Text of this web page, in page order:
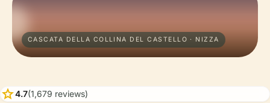
CASCATA DELLA COLLINA DEL CASTELLO · NIZZA
star4.7(1,679 reviews)